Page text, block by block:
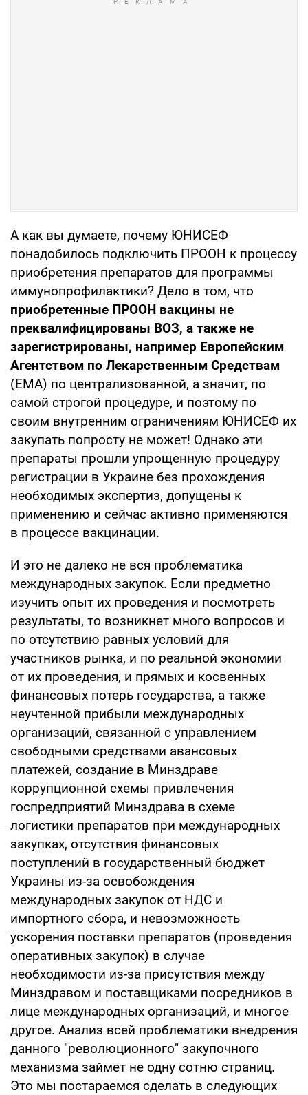
А как вы думаете, почему ЮНИСЕФ
понадобилось подключить ПРООН к процессу
приобретения препаратов для программы
иммунопрофилактики? Дело в том, что
приобретенные ПРООН вакцины не
преквалифицированы ВОЗ, а также не
зарегистрированы, например Европейским
Агентством по Лекарственным Средствам
(ЕМА) по централизованной, а значит, по
самой строгой процедуре, и поэтому по
своим внутренним ограничениям ЮНИСЕФ их
закупать попросту не может! Однако эти
препараты прошли упрощенную процедуру
регистрации в Украине без прохождения
необходимых экспертиз, допущены к
применению и сейчас активно применяются
в процессе вакцинации.
И это не далеко не вся проблематика
международных закупок. Если предметно
изучить опыт их проведения и посмотреть
результаты, то возникнет много вопросов и
по отсутствию равных условий для
участников рынка, и по реальной экономии
от их проведения, и прямых и косвенных
финансовых потерь государства, а также
неучтенной прибыли международных
организаций, связанной с управлением
свободными средствами авансовых
платежей, создание в Минздраве
коррупционной схемы привлечения
госпредприятий Минздрава в схеме
логистики препаратов при международных
закупках, отсутствия финансовых
поступлений в государственный бюджет
Украины из-за освобождения
международных закупок от НДС и
импортного сбора, и невозможность
ускорения поставки препаратов (проведения
оперативных закупок) в случае
необходимости из-за присутствия между
Минздравом и поставщиками посредников в
лице международных организаций, и многое
другое. Анализ всей проблематики внедрения
данного "революционного" закупочного
механизма займет не одну сотню страниц.
Это мы постараемся сделать в следующих